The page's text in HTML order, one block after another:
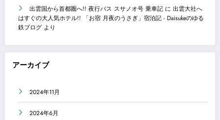
出雲国から首都圏へ!! 夜行バス スサノオ号 乗車記 に 出雲大社へ
はすぐの大人気ホテル!! 「お宿 月夜のうさぎ」宿泊記 - Daisukeのゆる
鉄ブログ より
アーカイブ
2024年11月
2024年6月